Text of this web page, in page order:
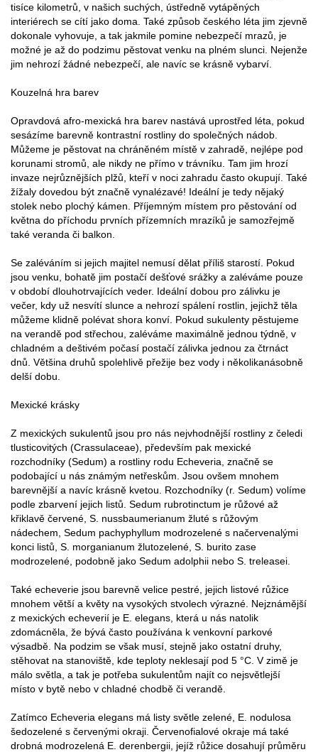
tisíce kilometrů, v našich suchých, ústředně vytápěných
interiérech se cítí jako doma. Také způsob českého léta jim zjevně
dokonale vyhovuje, a tak jakmile pomine nebezpečí mrazů, je
možné je až do podzimu pěstovat venku na plném slunci. Nejenže
jim nehrozí žádné nebezpečí, ale navíc se krásně vybarví.
Kouzelná hra barev
Opravdová afro-mexická hra barev nastává uprostřed léta, pokud
sesázíme barevně kontrastní rostliny do společných nádob.
Můžeme je pěstovat na chráněném místě v zahradě, nejlépe pod
korunami stromů, ale nikdy ne přímo v trávníku. Tam jim hrozí
invaze nejrůznějších plžů, kteří v noci zahradu často okupují. Také
žížaly dovedou být značně vynalézavé! Ideální je tedy nějaký
stolek nebo plochý kámen. Příjemným místem pro pěstování od
května do příchodu prvních přízemních mrazíků je samozřejmě
také veranda či balkon.
Se zaléváním si jejich majitel nemusí dělat příliš starostí. Pokud
jsou venku, bohatě jim postačí dešťové srážky a zaléváme pouze
v období dlouhotrvajících veder. Ideální dobou pro zálivku je
večer, kdy už nesvítí slunce a nehrozí spálení rostlin, jejichž těla
můžeme klidně polévat shora konví. Pokud sukulenty pěstujeme
na verandě pod střechou, zaléváme maximálně jednou týdně, v
chladném a deštivém počasí postačí zálivka jednou za čtrnáct
dnů. Většina druhů spolehlivě přežije bez vody i několikanásobně
delší dobu.
Mexické krásky
Z mexických sukulentů jsou pro nás nejvhodnější rostliny z čeledi
tlusticovitých (Crassulaceae), především pak mexické
rozchodníky (Sedum) a rostliny rodu Echeveria, značně se
podobající u nás známým netřeskům. Jsou ovšem mnohem
barevnější a navíc krásně kvetou. Rozchodníky (r. Sedum) volíme
podle zbarvení jejich listů. Sedum rubrotinctum je růžové až
křiklavě červené, S. nussbaumerianum žluté s růžovým
nádechem, Sedum pachyphyllum modrozelené s načervenalými
konci listů, S. morganianum žlutozelené, S. burito zase
modrozelené, podobně jako Sedum adolphii nebo S. treleasei.
Také echeverie jsou barevně velice pestré, jejich listové růžice
mnohem větší a květy na vysokých stvolech výrazné. Nejznámější
z mexických echeverií je E. elegans, která u nás natolik
zdomácněla, že bývá často používána k venkovní parkové
výsadbě. Na podzim se však musí, stejně jako ostatní druhy,
stěhovat na stanoviště, kde teploty neklesají pod 5 °C. V zimě je
málo světla, a tak je potřeba sukulentům najít co nejsvětlejší
místo v bytě nebo v chladné chodbě či verandě.
Zatímco Echeveria elegans má listy světle zelené, E. nodulosa
šedozelené s červenými okraji. Červenofialové okraje má také
drobná modrozelená E. derenbergii, jejíž růžice dosahují průměru